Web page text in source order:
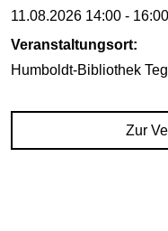
11.08.2026 14:00 -
Veranstaltungsort:
Humboldt-Bibliothek
Zur